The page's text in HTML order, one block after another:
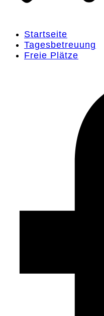
Startseite
Tagesbetreuung
Freie Plätze